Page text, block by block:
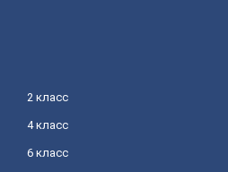
2 класс
4 класс
6 класс